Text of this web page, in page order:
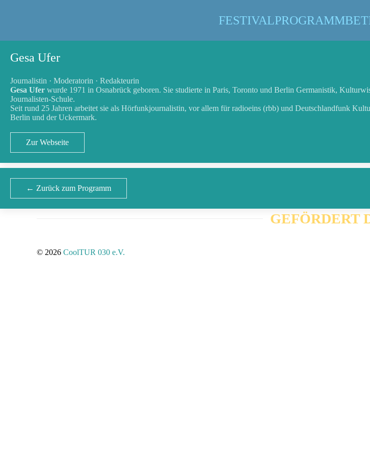
FESTIVALPROGRAMM
Gesa Ufer
Journalistin · Moderatorin · Redakteurin
Gesa Ufer wurde 1971 in Osnabrück geboren. Sie studierte in Paris, Toronto und Berlin Germanistik,
Journalisten-Schule.
Seit rund 25 Jahren arbeitet sie als Hörfunkjournalistin, vor allem für radioeins (rbb) und Deutschlandfunk
Berlin und der Uckermark.
Zur Webseite
← Zurück zum Programm
GEFÖRDERT
© 2026 CoolTUR 030 e.V.